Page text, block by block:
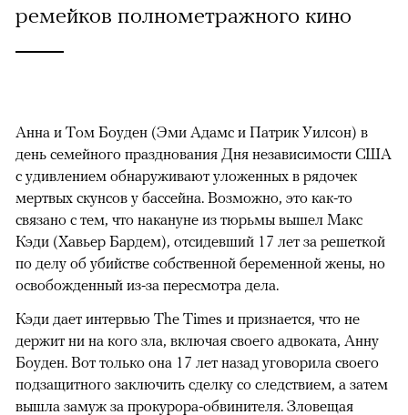
ремейков полнометражного кино
Анна и Том Боуден (Эми Адамс и Патрик Уилсон) в
день семейного празднования Дня независимости США
с удивлением обнаруживают уложенных в рядочек
мертвых скунсов у бассейна. Возможно, это как-то
связано с тем, что накануне из тюрьмы вышел Макс
Кэди (Хавьер Бардем), отсидевший 17 лет за решеткой
по делу об убийстве собственной беременной жены, но
освобожденный из-за пересмотра дела.
Кэди дает интервью The Times и признается, что не
держит ни на кого зла, включая своего адвоката, Анну
Боуден. Вот только она 17 лет назад уговорила своего
подзащитного заключить сделку со следствием, а затем
вышла замуж за прокурора-обвинителя. Зловещая